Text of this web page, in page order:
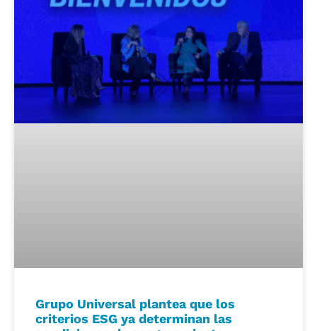
Grupo Universal plantea que los
criterios ESG ya determinan las